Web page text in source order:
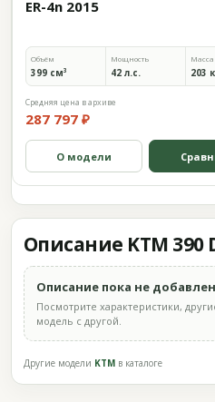
ER-4n 2015
Объём
399 см³
Мощность
42 л.с.
Масса
203
Средняя цена в архиве
287 797 ₽
О модели
Описание KTM 390
Описание пока не
Посмотрите характеристики,
модель с другой.
Другие модели KTM в каталоге